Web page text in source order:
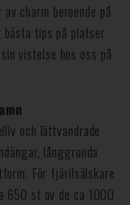
charm beroende på
tips på platser
vistelse hos oss på
och lättvandrade
långgrunda
För fjärilsälskare
650 st av de ca 1000